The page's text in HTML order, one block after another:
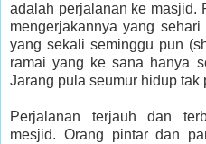
adalah perjalanan ke masjid.
mengerjakannya yang
yang sekali seminggu pun
ramai yang ke sana hanya
Jarang pula seumur hidup tak
Perjalanan terjauh dan
mesjid. Orang pintar dan